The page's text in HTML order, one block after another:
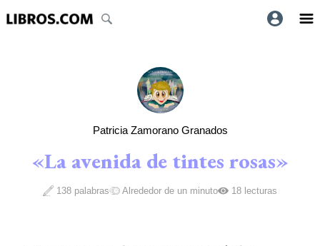
Patricia Zamorano Granados
«La avenida de tintes rosas»
138 palabras Alrededor de un minuto 18 lecturas